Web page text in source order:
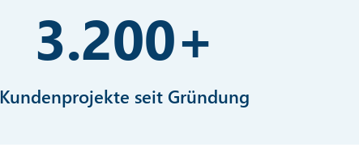
3.200+
Kundenprojekte seit Gründung